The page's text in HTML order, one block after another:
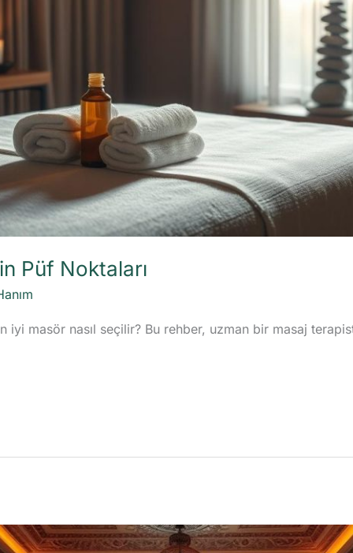
Püf Noktaları
iyi masör nasıl seçilir? Bu rehber, uzman bir masaj